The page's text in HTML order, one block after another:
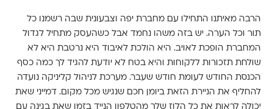
הרבה מאיתנו התחילו עם מחברת יפה וצבעונית שבה רשמנו כל
תור וכל הערה. יש בזה משהו נחמד אבל כשהעסק מתחיל לגדול
המחברת הופכת לאויב. היא הולכת לאיבוד היא נרטבת היא לא
שולחת תזכורות ללקוחות והיא בטח לא יודעת להגיד לך כמה כסף
הכנסת החודש לעומת חודש שעבר. מערכת לניהול קליניקה נועדה
להחליף את הניירת הזאת ביומן חכם שנגיש מכל מקום. דמייני שאת
יכולה לראות את כל הלוז שלך מהטלפון הנייד בזמן שאת בגינה עם